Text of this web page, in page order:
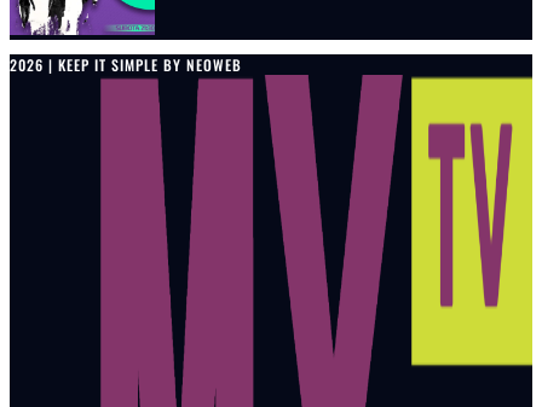
2026 | KEEP IT SIMPLE BY NEOWEB